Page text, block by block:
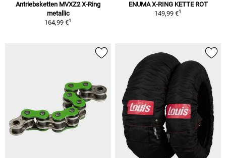
Antriebsketten MVXZ2 X-Ring
metallic
164,99 €1
ENUMA X-RING KETTE ROT
149,99 €1